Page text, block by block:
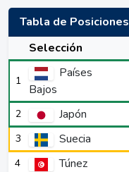
Tabla de Posiciones
Selección
1
Países
Bajos
2 Japón
3 Suecia
4 Túnez